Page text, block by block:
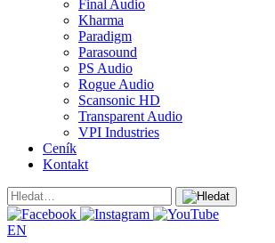
Final Audio
Kharma
Paradigm
Parasound
PS Audio
Rogue Audio
Scansonic HD
Transparent Audio
VPI Industries
Ceník
Kontakt
EN